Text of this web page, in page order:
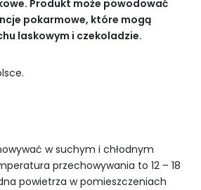
Produkt może powodować
pokarmowe, które mogą
laskowym i czekoladzie.
w suchym i chłodnym
przechowywania to 12 – 18
powietrza w pomieszczeniach